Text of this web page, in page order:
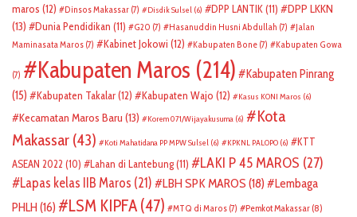
maros (12) Dinsos Makassar (7) Disdik Sulsel (6) DPP LANTIK(11)
DPP LKKN
(13)
Dunia Pendidikan (11) G20 (7) Hasanuddin Husni Abdullah (7)
Jalan
Maminasata Maros (7) Kabinet Jokowi (12) Kabupaten Bone (7) Kabupaten Gowa
(7) Kabupaten Maros (214)
Kabupaten Pinrang
(15)
Kabupaten Takalar(12) Kabupaten Wajo (12) Kasus KONI Maros (6)
Kecamatan Maros Baru (13) Korem 071/Wijayakusuma (6)
Kota
Makassar (43) Koti Mahatidana PP MPW Sulsel (6) KPKNL PALOPO (6)
KTT
ASEAN 2022 (10) Lahan di Lantebung(11) LAKI P 45 MAROS (27)
Lapas kelas IIB Maros (21) LBH SPK MAROS (18)
Lembaga
PHLH (16) LSM KIPFA (47) MTQ di Maros (7) Pemkot Makassar (8)